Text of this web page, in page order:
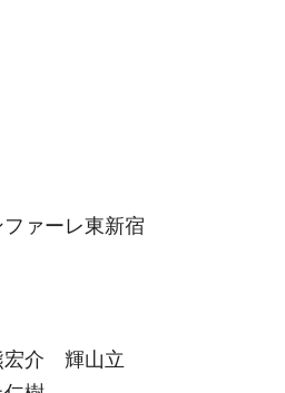
ァーレ東新宿
宏介 輝山立